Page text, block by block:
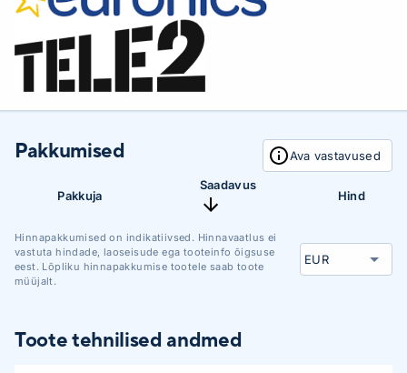
Pakkumised Ava vastavused
Pakkuja
Saadavus
Hind
Hinnapakkumised on indikatiivsed. Hinnavaatlus ei
vastuta hindade, laoseisude ega tooteinfo õigsuse
eest. Lõpliku hinnapakkumise tootele saab toote
müüjalt.
Toote tehnilised andmed